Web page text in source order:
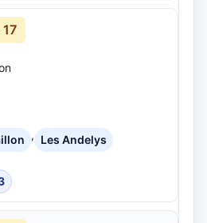
17
, Les Andelys